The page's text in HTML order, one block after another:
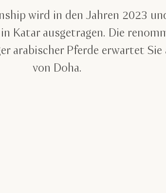
wird in den Jahren 2023
Katar ausgetragen. Die
arabischer Pferde erwartet
von Doha.